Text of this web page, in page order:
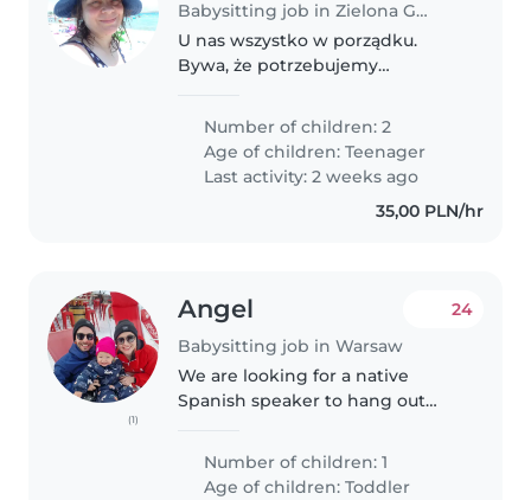
Babysitting job in Zielona Góra
U nas wszystko w porządku.
Bywa, że potrzebujemy
Number of children: 2
Age of children:Teenager
Last activity: 2 weeks ago
35,00 PLN/hr
(1)
Angel
Babysitting job in Warsaw
24
We are looking for a native
Spanish speaker to hang out
continue to develop and foster
her Spanish.
Number of children: 1
Age of children:Toddler